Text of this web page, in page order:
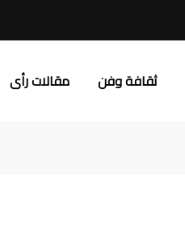
ثقافة وفن مقالات رأى